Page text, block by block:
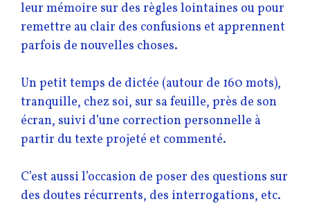
leur mémoire sur des règles lointaines ou pour
remettre au clair des confusions et apprennent
parfois de nouvelles choses.
Un petit temps de dictée (autour de 160 mots),
tranquille, chez soi, sur sa feuille, près de son
écran, suivi d’une correction personnelle à
partir du texte projeté et commenté.
C’est aussi l’occasion de poser des questions sur
des doutes récurrents, des interrogations, etc.